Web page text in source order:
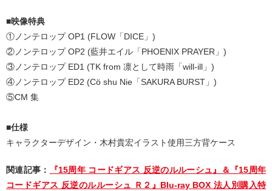
■映像特典
①ノンテロップ OP1 (FLOW「DICE」)
②ノンテロップ OP2 (藍井エイル「PHOENIX PRAYER」)
③ノンテロップ ED1 (TK from 凛として時雨「will-ill」)
④ノンテロップ ED2 (Cö shu Nie「SAKURA BURST」)
⑤CM 集
■仕様
キャラクターデザイン・木村貴宏イラスト使用三方背ケース
関連記事：
『15周年 コードギアス 反逆のルルーシュ』＆『15周年
コードギアス 反逆のルルーシュ Ｒ２』Blu-ray BOX 法人別購入特